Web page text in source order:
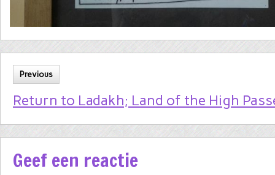
Previous
Return to Ladakh; Land of the High
Geef een reactie